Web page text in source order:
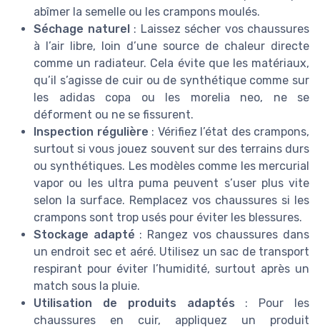
abîmer la semelle ou les crampons moulés.
Séchage naturel : Laissez sécher vos chaussures
à l’air libre, loin d’une source de chaleur directe
comme un radiateur. Cela évite que les matériaux,
qu’il s’agisse de cuir ou de synthétique comme sur
les adidas copa ou les morelia neo, ne se
déforment ou ne se fissurent.
Inspection régulière : Vérifiez l’état des crampons,
surtout si vous jouez souvent sur des terrains durs
ou synthétiques. Les modèles comme les mercurial
vapor ou les ultra puma peuvent s’user plus vite
selon la surface. Remplacez vos chaussures si les
crampons sont trop usés pour éviter les blessures.
Stockage adapté : Rangez vos chaussures dans
un endroit sec et aéré. Utilisez un sac de transport
respirant pour éviter l’humidité, surtout après un
match sous la pluie.
Utilisation de produits adaptés : Pour les
chaussures en cuir, appliquez un produit